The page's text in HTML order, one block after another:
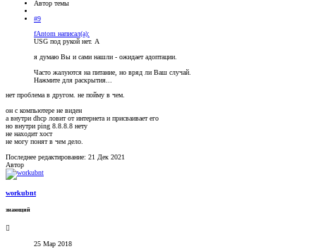
Автор темы
#9
fAntom написал(а):
USG под рукой нет. А
я думаю Вы и сами нашли - ожидает адоптации.
Часто жалуются на питание, но вряд ли Ваш случай.
Нажмите для раскрытия...
нет проблема в другом. не пойму в чем.
он с компьютере не виден
а внутри dhcp ловит от интернета и присваивает его
но внутри ping 8.8.8.8 нету
не находит хост
не могу понят в чем дело.
Последнее редактирование: 21 Дек 2021
Автор
workubnt
знающий
25 Мар 2018